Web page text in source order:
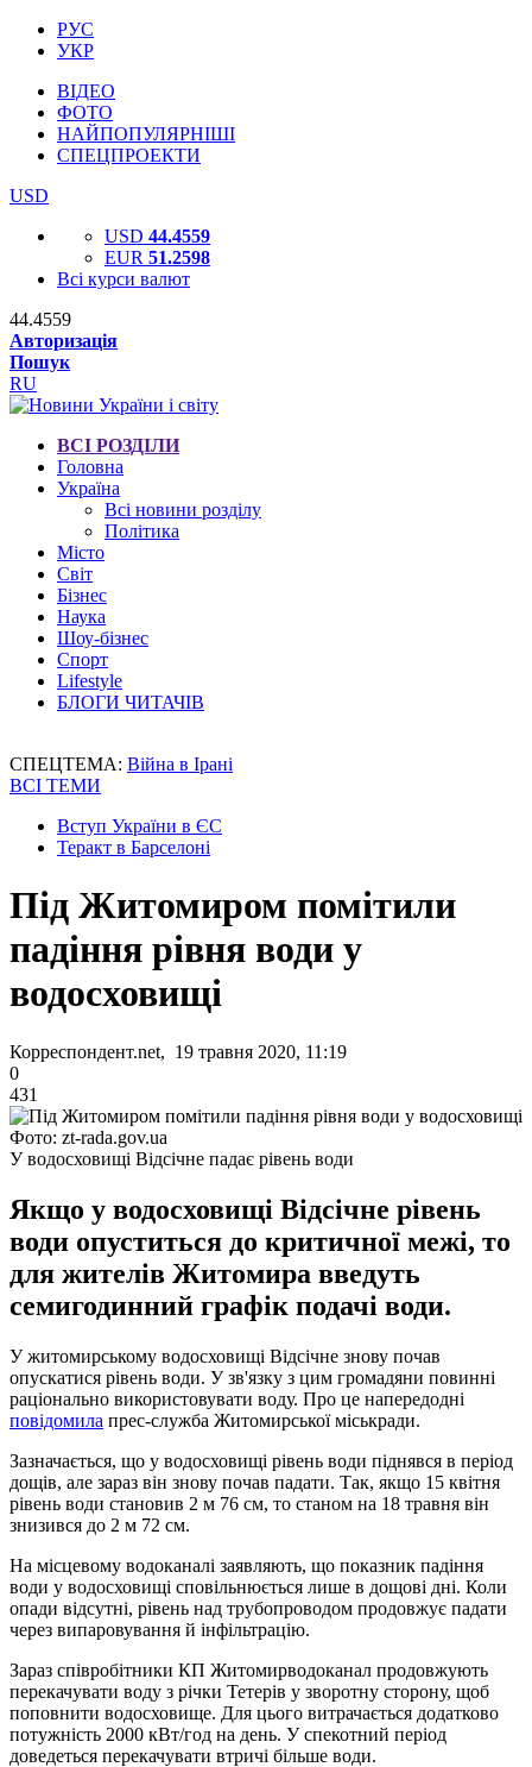
РУС
УКР
ВІДЕО
ФОТО
НАЙПОПУЛЯРНІШІ
СПЕЦПРОЕКТИ
USD
USD 44.4559
EUR 51.2598
Всі курси валют
44.4559
Авторизація
Пошук
RU
ВСІ РОЗДІЛИ
Головна
Україна
Всі новини розділу
Політика
Місто
Світ
Бізнес
Наука
Шоу-бізнес
Спорт
Lifestyle
БЛОГИ ЧИТАЧІВ
СПЕЦТЕМА: Війна в Ірані
ВСІ ТЕМИ
Вступ України в ЄС
Теракт в Барселоні
Під Житомиром помітили
падіння рівня води у
водосховищі
Корреспондент.net, 19 травня 2020, 11:19
0
431
Фото: zt-rada.gov.ua
У водосховищі Відсічне падає рівень води
Якщо у водосховищі Відсічне рівень
води опуститься до критичної межі, то
для жителів Житомира введуть
семигодинний графік подачі води.
У житомирському водосховищі Відсічне знову почав
опускатися рівень води. У зв'язку з цим громадяни повинні
раціонально використовувати воду. Про це напередодні
повідомила прес-служба Житомирської міськради.
Зазначається, що у водосховищі рівень води піднявся в період
дощів, але зараз він знову почав падати. Так, якщо 15 квітня
рівень води становив 2 м 76 см, то станом на 18 травня він
знизився до 2 м 72 см.
На місцевому водоканалі заявляють, що показник падіння
води у водосховищі сповільнюється лише в дощові дні. Коли
опади відсутні, рівень над трубопроводом продовжує падати
через випаровування й інфільтрацію.
Зараз співробітники КП Житомирводоканал продовжують
перекачувати воду з річки Тетерів у зворотну сторону, щоб
поповнити водосховище. Для цього витрачається додатково
потужність 2000 кВт/год на день. У спекотний період
доведеться перекачувати втричі більше води.